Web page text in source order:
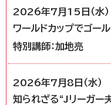
2026年7月15日（水）
ワールドカップでゴー
特別講師：加地亮
2026年7月8日（水）
知られざる“Jリーガー